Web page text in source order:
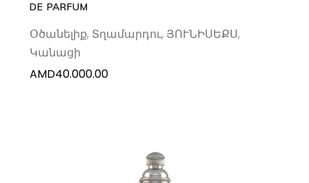
DE PARFUM
Օծանելիք, Տղամարդու, ՅՈՒՆԻՍԵՔՍ,
Կանացի
AMD40.000.00